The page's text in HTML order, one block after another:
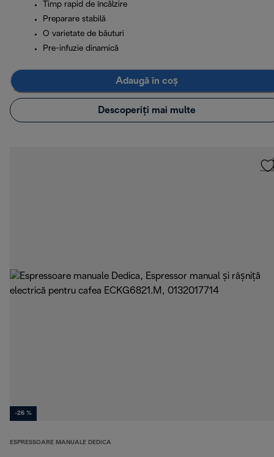
Timp rapid de încălzire
Preparare stabilă
O varietate de băuturi
Pre-infuzie dinamică
Adaugă în coș
Descoperiți mai multe
-26 %
ESPRESSOARE MANUALE DEDICA